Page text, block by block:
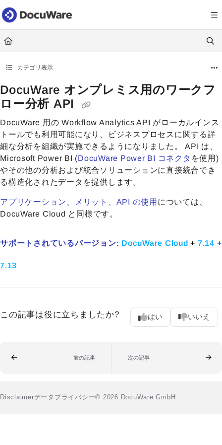
Documentation Index
Fetch the complete documentation index at: https://
Use this file to discover all available pages before exploring further.
カテゴリ表示
DocuWare オンプレミス用のワークフ
ロー分析 API
DocuWare 用の Workflow Analytics API がローカルインス
トールでも利用可能になり、ビジネスプロセスに関する詳
細な分析を組織が実施できるようになりました。 API は、
Microsoft Power BI (DocuWare Power BI コネクタ を使用)
やその他の分析および統合ソリューションに直接統合でき
る構造化されたデータを提供します。
アプリケーション、メリット、API の使用 については、
DocuWare Cloud と同様です。
サポートされているバージョン: DocuWare Cloud+ 7.14 +
7.13
この記事は役に立ちましたか? はい いいえ
前の記事 次の記事
Disclaimerデータプライバシー© 2026 DocuWare GmbH